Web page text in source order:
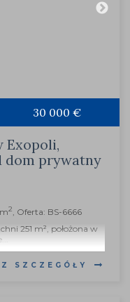
30 000 €
Exopoli,
dom prywatny
2, Oferta: BS-6666
251 m², położona w
SZCZEGÓŁY